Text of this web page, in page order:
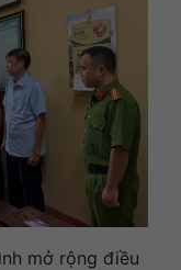
mở rộng điều